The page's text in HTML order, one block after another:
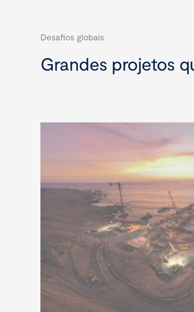
Desafios globais
Grandes projetos